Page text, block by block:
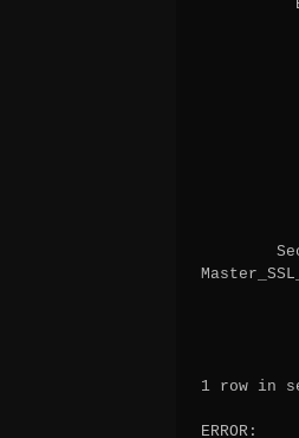
1 row in
ERROR: